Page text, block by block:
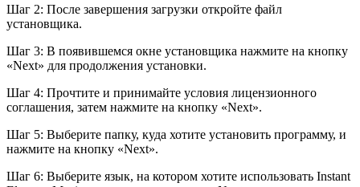
Шаг 2: После завершения загрузки откройте файл
установщика.
Шаг 3: В появившемся окне установщика нажмите на кнопку
«Next» для продолжения установки.
Шаг 4: Прочтите и принимайте условия лицензионного
соглашения, затем нажмите на кнопку «Next».
Шаг 5: Выберите папку, куда хотите установить программу, и
нажмите на кнопку «Next».
Шаг 6: Выберите язык, на котором хотите использовать Instant